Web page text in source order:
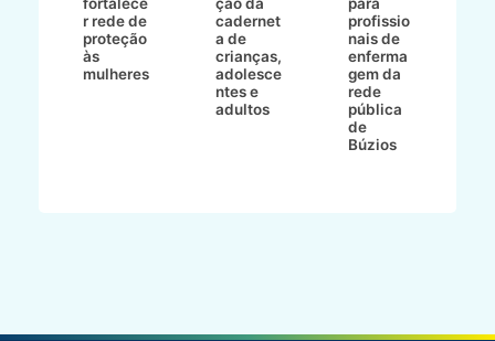
r rede de
proteção
às
mulheres
cadernet
a de
crianças,
adolesce
ntes e
adultos
profissio
nais de
enferma
gem da
rede
pública
de
Búzios